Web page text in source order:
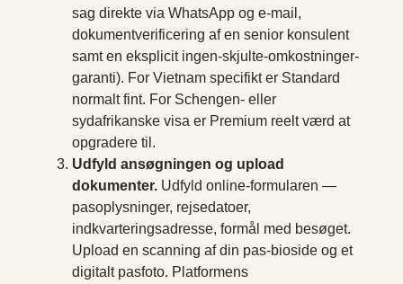
sag direkte via WhatsApp og e-mail,
dokumentverificering af en senior konsulent
samt en eksplicit ingen-skjulte-omkostninger-
garanti). For Vietnam specifikt er Standard
normalt fint. For Schengen- eller
sydafrikanske visa er Premium reelt værd at
opgradere til.
Udfyld ansøgningen og upload
dokumenter. Udfyld online-formularen —
pasoplysninger, rejsedatoer,
indkvarteringsadresse, formål med besøget.
Upload en scanning af din pas-bioside og et
digitalt pasfoto. Platformens